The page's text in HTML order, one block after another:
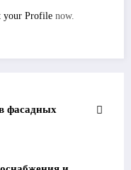
your Profile now.
фасадных